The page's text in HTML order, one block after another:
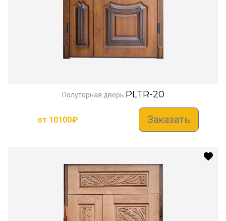
Полуторная дверь PLTR-20
от 10100₽ Заказать